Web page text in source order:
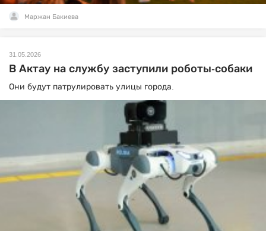
Маржан Бакиева
31.05.2026
В Актау на службу заступили роботы-собаки
Они будут патрулировать улицы города.